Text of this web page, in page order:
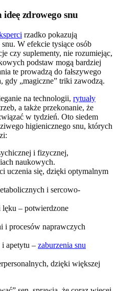
zdrowego snu
rzadko pokazują
W efekcie tysiące osób
czy suplementy, nie rozumiejąc,
podstaw mogą bardziej
te prowadzą do fałszywego
gdy „magiczne” triki zawodzą.
na technologii, rytuały
a także przekonanie, że
w tydzień. Oto siedem
higienicznego snu, których
i fizycznej,
naukowych.
uczenia się, dzięki optymalnym
i sercowo-
lęku – potwierdzone
i procesów naprawczych
i apetytu – zaburzenia snu
dzięki większej